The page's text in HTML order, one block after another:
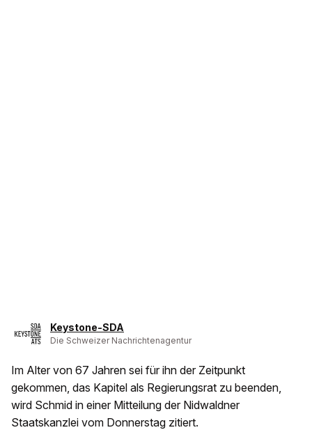
Keystone-SDA
Die Schweizer Nachrichtenagentur
Im Alter von 67 Jahren sei für ihn der Zeitpunkt
gekommen, das Kapitel als Regierungsrat zu beenden,
wird Schmid in einer Mitteilung der Nidwaldner
Staatskanzlei vom Donnerstag zitiert.